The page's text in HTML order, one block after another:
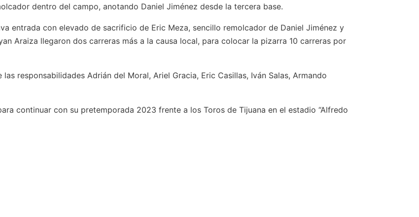
dentro del campo, anotando Daniel Jiménez desde la tercera base.
entrada con elevado de sacrificio de Eric Meza, sencillo remolcador de Daniel Jiménez y
Araiza llegaron dos carreras más a la causa local, para colocar la pizarra 10 carreras por
responsabilidades Adrián del Moral, Ariel Gracia, Eric Casillas, Iván Salas, Armando
continuar con su pretemporada 2023 frente a los Toros de Tijuana en el estadio “Alfredo